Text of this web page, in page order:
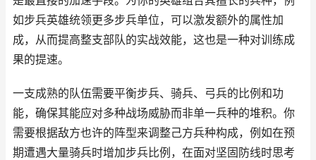
如步兵英雄统领更多步兵单位，可以激发额外的属性加
成，从而提高整支部队的实战效能，这也是一种对训练成
果的提速。
一支成熟的队伍需要平衡步兵、骑兵、弓兵的比例和功
能，确保其能应对多种战场威胁而非单一兵种的堆积。你
需要根据敌方也许的阵型来调整己方兵种构成，例如在预
期遭遇大量骑兵时增加步兵比例，在面对坚固防线时思考